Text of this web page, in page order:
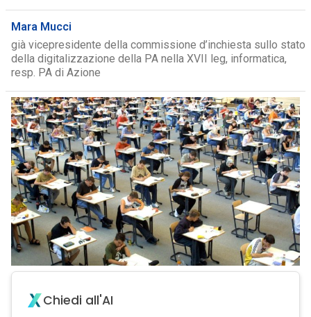
Mara Mucci
già vicepresidente della commissione d’inchiesta sullo stato
della digitalizzazione della PA nella XVII leg, informatica,
resp. PA di Azione
Chiedi all'AI